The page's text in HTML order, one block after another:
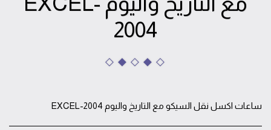
2004
ساعات اكسل نقل السيكو مع التاريخ واليوم EXCEL-2004